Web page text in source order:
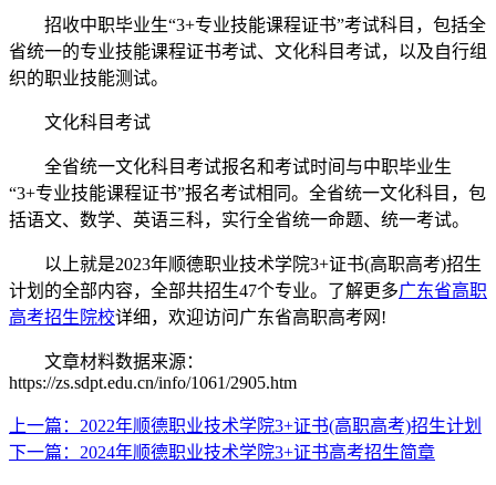
招收中职毕业生“3+专业技能课程证书”考试科目，包括全
省统一的专业技能课程证书考试、文化科目考试，以及自行组
织的职业技能测试。
文化科目考试
全省统一文化科目考试报名和考试时间与中职毕业生
“3+专业技能课程证书”报名考试相同。全省统一文化科目，包
括语文、数学、英语三科，实行全省统一命题、统一考试。
以上就是2023年顺德职业技术学院3+证书(高职高考)招生
计划的全部内容，全部共招生47个专业。了解更多广东省高职
高考招生院校详细，欢迎访问广东省高职高考网!
文章材料数据来源：
https://zs.sdpt.edu.cn/info/1061/2905.htm
上一篇：2022年顺德职业技术学院3+证书(高职高考)招生计划
下一篇：2024年顺德职业技术学院3+证书高考招生简章